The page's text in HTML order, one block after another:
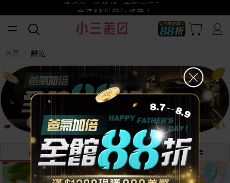
賺美幣~換好禮~立即換GO~
小三美日x全支付~美幣+全點折上折超划算
全館88折爸氣加倍！
最熱銷 最新 價格
首頁 餅乾